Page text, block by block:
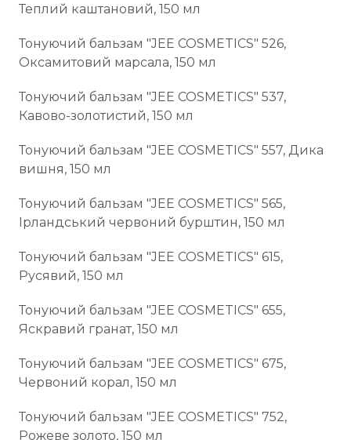
Теплий каштановий, 150 мл
Тонуючий бальзам "JEE COSMETICS" 526,
Оксамитовий марсала, 150 мл
Тонуючий бальзам "JEE COSMETICS" 537,
Кавово-золотистий, 150 мл
Тонуючий бальзам "JEE COSMETICS" 557, Дика
вишня, 150 мл
Тонуючий бальзам "JEE COSMETICS" 565,
Ірландський червоний бурштин, 150 мл
Тонуючий бальзам "JEE COSMETICS" 615,
Русявий, 150 мл
Тонуючий бальзам "JEE COSMETICS" 655,
Яскравий гранат, 150 мл
Тонуючий бальзам "JEE COSMETICS" 675,
Червоний корал, 150 мл
Тонуючий бальзам "JEE COSMETICS" 752,
Рожеве золото, 150 мл